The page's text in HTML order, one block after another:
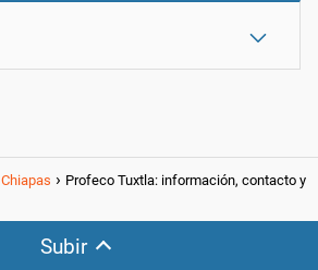
Chiapas
Profeco Tuxtla: información, contacto y
Subir